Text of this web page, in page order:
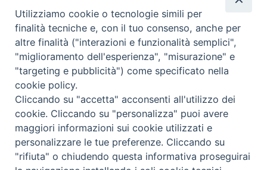
INVIA
Copyright© ChiesadiPadova2022 Privacy Policy
Utilizziamo cookie o tecnologie simili per
finalità tecniche e, con il tuo consenso, anche per
altre finalità ("interazioni e funzionalità semplici",
"miglioramento dell'esperienza", "misurazione" e
"targeting e pubblicità") come specificato nella
cookie policy.
Cliccando su "accetta" acconsenti all'utilizzo dei
cookie. Cliccando su "personalizza" puoi avere
maggiori informazioni sui cookie utilizzati e
personalizzare le tue preferenze. Cliccando su
"rifiuta" o chiudendo questa informativa proseguirai